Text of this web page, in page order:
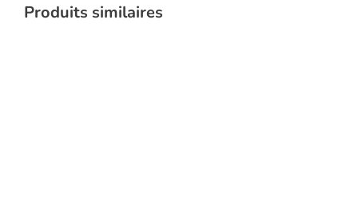
Produits similaires